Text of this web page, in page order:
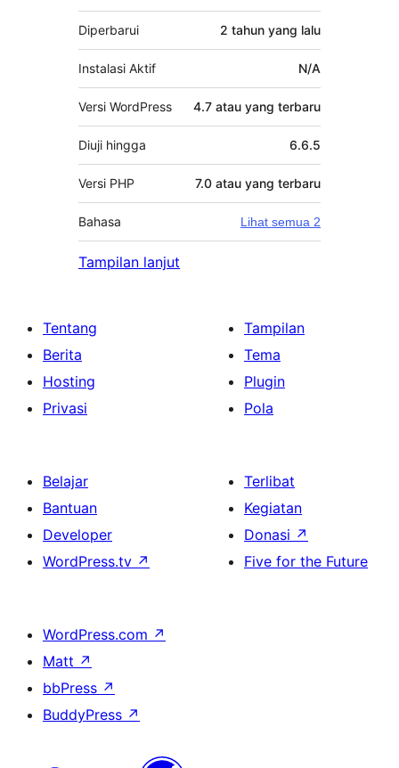
Diperbarui 2 tahun yang lalu
Instalasi Aktif N/A
Versi WordPress 4.7 atau yang terbaru
Diuji hingga 6.6.5
Versi PHP 7.0 atau yang terbaru
Bahasa Lihat semua 2
Tampilan lanjut
Tentang
Berita
Hosting
Privasi
Tampilan
Tema
Plugin
Pola
Belajar
Bantuan
Developer
WordPress.tv ↗
Terlibat
Kegiatan
Donasi ↗
Five for the Future
WordPress.com ↗
Matt ↗
bbPress ↗
BuddyPress ↗